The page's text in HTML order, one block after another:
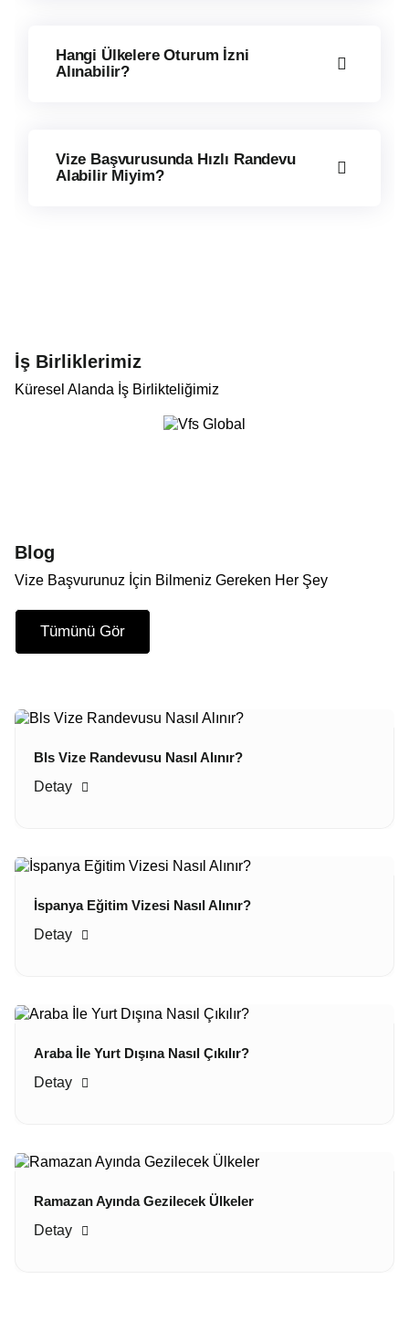
Hangi Ülkelere Oturum İzni
Alınabilir?
Vize Başvurusunda Hızlı Randevu
Alabilir Miyim?
İş Birliklerimiz
Küresel Alanda İş Birlikteliğimiz
Blog
Vize Başvurunuz İçin Bilmeniz Gereken Her Şey
Tümünü Gör
Bls Vize Randevusu Nasıl Alınır?
Detay
İspanya Eğitim Vizesi Nasıl Alınır?
Detay
Araba İle Yurt Dışına Nasıl Çıkılır?
Detay
Ramazan Ayında Gezilecek Ülkeler
Detay